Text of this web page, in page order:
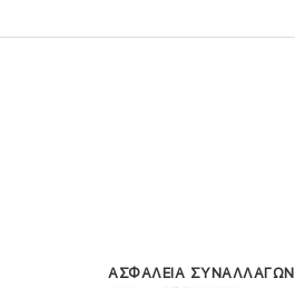
ΑΣΦΑΛΕΙΑ ΣΥΝΑΛΛΑΓΩΝ